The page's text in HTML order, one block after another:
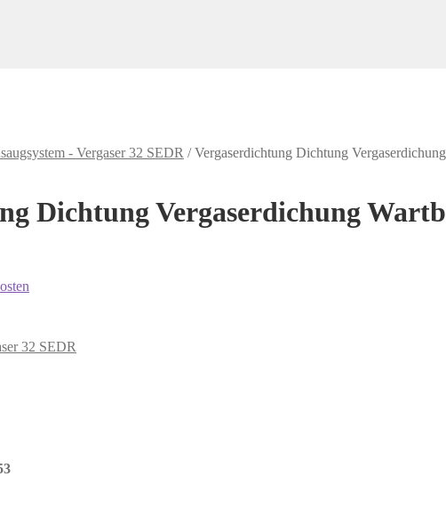
- Vergaser 32 SEDR /Vergaserdichtung Dichtung
Dichtung Vergaserdichung
32 SEDR